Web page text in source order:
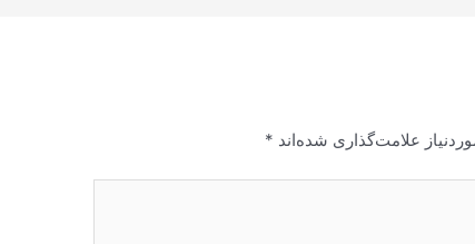
علامت‌گذاری شده‌اند *